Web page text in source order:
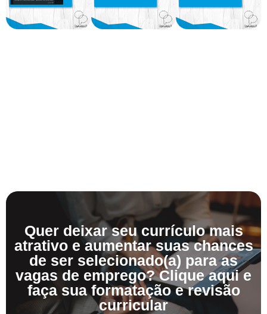
Quer deixar seu currículo mais
atrativo e aumentar suas chances
de ser selecionado(a) para as
vagas de emprego? Clique aqui e
faça sua formatação e revisão
curricular